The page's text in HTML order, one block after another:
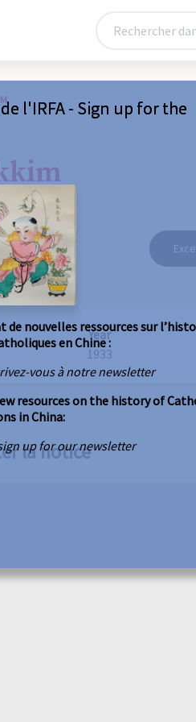
Year
1933
la notice
l'IRFA - Sign up for the
de nouvelles ressources sur
en Chine :
vous à notre newsletter
resources on the history of
in China:
up for our newsletter